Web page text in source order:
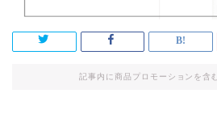
記事内に商品プロモーションを含